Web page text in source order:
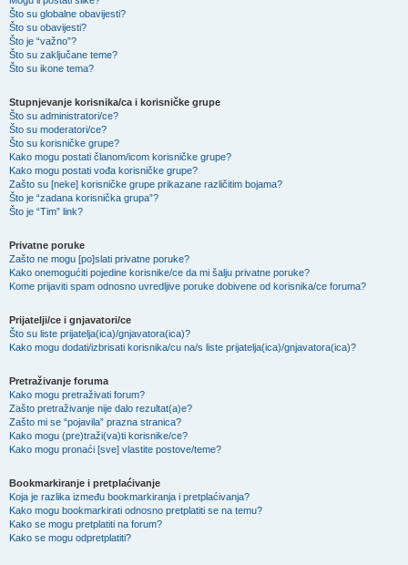
Što su globalne obavijesti?
Što su obavijesti?
Što je “važno”?
Što su zaključane teme?
Što su ikone tema?
Stupnjevanje korisnika/ca i korisničke grupe
Što su administratori/ce?
Što su moderatori/ce?
Što su korisničke grupe?
Kako mogu postati članom/icom korisničke grupe?
Kako mogu postati vođa korisničke grupe?
Zašto su [neke] korisničke grupe prikazane različitim bojama?
Što je “zadana korisnička grupa”?
Što je “Tim” link?
Privatne poruke
Zašto ne mogu [po]slati privatne poruke?
Kako onemogućiti pojedine korisnike/ce da mi šalju privatne poruke?
Kome prijaviti spam odnosno uvredljive poruke dobivene od korisnika/ce foruma?
Prijatelji/ce i gnjavatori/ce
Što su liste prijatelja(ica)/gnjavatora(ica)?
Kako mogu dodati/izbrisati korisnika/cu na/s liste prijatelja(ica)/gnjavatora(ica)?
Pretraživanje foruma
Kako mogu pretraživati forum?
Zašto pretraživanje nije dalo rezultat(a)e?
Zašto mi se “pojavila” prazna stranica?
Kako mogu (pre)traži(va)ti korisnike/ce?
Kako mogu pronaći [sve] vlastite postove/teme?
Bookmarkiranje i pretplaćivanje
Koja je razlika između bookmarkiranja i pretplaćivanja?
Kako mogu bookmarkirati odnosno pretplatiti se na temu?
Kako se mogu pretplatiti na forum?
Kako se mogu odpretplatiti?